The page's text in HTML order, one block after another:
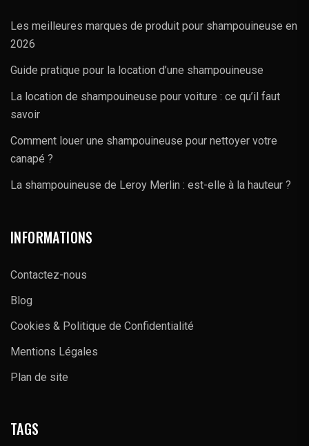
Les meilleures marques de produit pour shampouineuse en
2026
Guide pratique pour la location d’une shampouineuse
La location de shampouineuse pour voiture : ce qu’il faut
savoir
Comment louer une shampouineuse pour nettoyer votre
canapé ?
La shampouineuse de Leroy Merlin : est-elle à la hauteur ?
INFORMATIONS
Contactez-nous
Blog
Cookies & Politique de Confidentialité
Mentions Légales
Plan de site
TAGS